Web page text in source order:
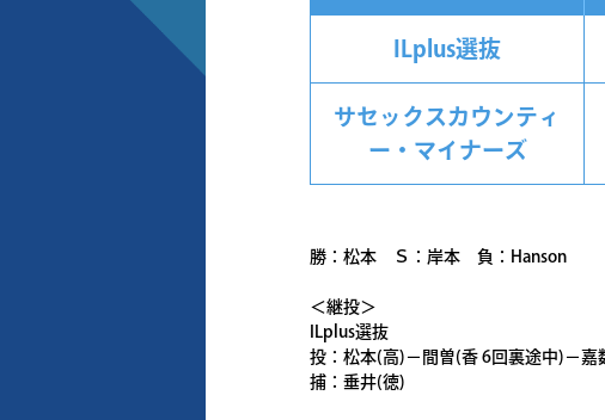
ILplus選抜
サセックスカウンティ
ー・マイナーズ
勝：松本 Ｓ：岸本 負：Hanson
＜継投＞
ILplus選抜
投：松本(高)－間曽(香 6回裏途中)－
捕：垂井(徳)